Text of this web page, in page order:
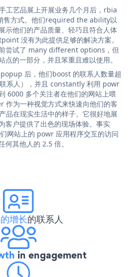
工艺品展上开展业务几个月后，rbia
售方式。他们required the ability以
示他们的产品质量、轻巧且符合人体
没有为此提供足够的解决方案。
尝试了 many different options，但
的一部分，并且笨重且难以使用。
后，他们boost 的联系人数量超
系人），并且 constantly 利用 powr
6000 多个关注者在他们的网站上喂
为一种视觉方式来快速向他们的客
品在现实生活中的样子。它很好地展
客户提供了出色的现场体验。事实
网站上的 powr 应用程序交互的访问
何其他人的 2.5 倍。
增长的联系人
in engagement